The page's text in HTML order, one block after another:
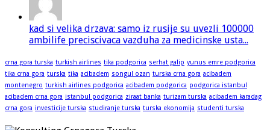
kad si velika drzava: samo iz rusije su uvezli 100000
ambilife preciscivaca vazduha za medicinske usta...
crna gora turska turkish airlines tika podgorica serhat galip yunus emre podgorica
tika crna gora turska tika acibadem songul ozan turska crna gora acibadem
montenegro turkish airlines podgorica acibadem podgorica podgorica istanbul
acibadem crna gora istanbul podgorica ziraat banka turizam turska acibadem karadag
crna gora investicije turska studiranje turska turska ekonomija studenti turska